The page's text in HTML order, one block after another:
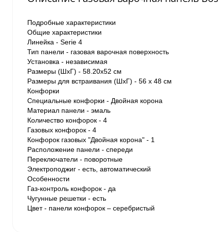
Подробные характеристики
Общие характеристики
Линейка - Serie 4
Тип панели - газовая варочная поверхность
Установка - независимая
Размеры (ШхГ) - 58.20х52 см
Размеры для встраивания (ШхГ) - 56 x 48 см
Конфорки
Специальные конфорки - Двойная корона
Материал панели - эмаль
Количество конфорок - 4
Газовых конфорок - 4
Конфорок газовых "Двойная корона" - 1
Расположение панели - спереди
Переключатели - поворотные
Электроподжиг - есть, автоматический
Особенности
Газ-контроль конфорок - да
Чугунные решетки - есть
Цвет - панели конфорок – серебристый